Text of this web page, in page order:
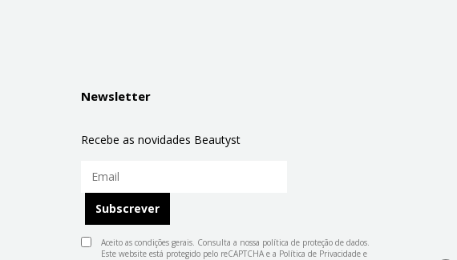
Newsletter
Recebe as novidades Beautyst
Aceito as condições gerais. Consulta a nossa política de proteção de dados.
Este website está protegido pelo reCAPTCHA e a Política de Privacidade e